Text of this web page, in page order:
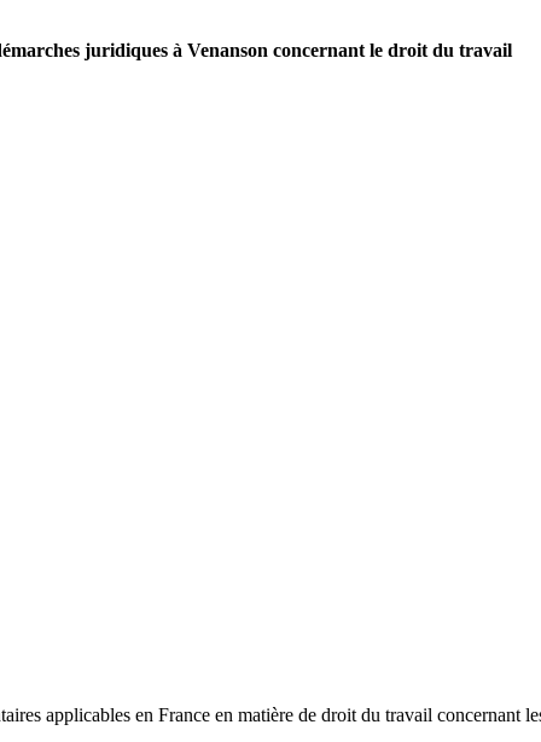
juridiques à Venanson concernant le droit du travail
applicables en France en matière de droit du travail concernant